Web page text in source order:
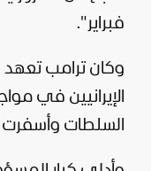
فبراير".
وكان ترامب تعهد
الإيرانيين في
السلطات وأسفرت